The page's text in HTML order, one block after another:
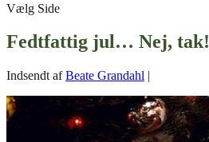
Vælg Side
Fedtfattig jul… Nej, tak!
Indsendt afBeate Grandahl |